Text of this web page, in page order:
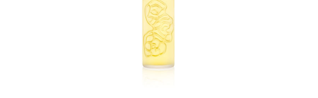
В корзину